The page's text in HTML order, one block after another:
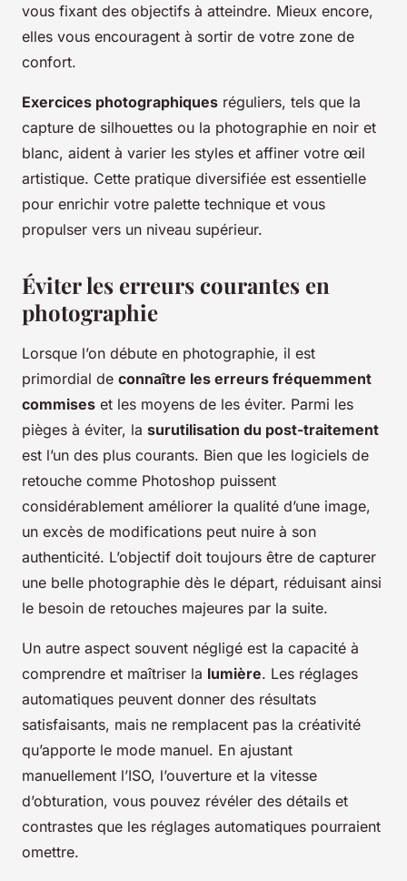
vous fixant des objectifs à atteindre. Mieux encore,
elles vous encouragent à sortir de votre zone de
confort.
Exercices photographiques réguliers, tels que la
capture de silhouettes ou la photographie en noir et
blanc, aident à varier les styles et affiner votre œil
artistique. Cette pratique diversifiée est essentielle
pour enrichir votre palette technique et vous
propulser vers un niveau supérieur.
Éviter les erreurs courantes en
photographie
Lorsque l’on débute en photographie, il est
primordial de connaître les erreurs fréquemment
commises et les moyens de les éviter. Parmi les
pièges à éviter, la surutilisation du post-traitement
est l’un des plus courants. Bien que les logiciels de
retouche comme Photoshop puissent
considérablement améliorer la qualité d’une image,
un excès de modifications peut nuire à son
authenticité. L’objectif doit toujours être de capturer
une belle photographie dès le départ, réduisant ainsi
le besoin de retouches majeures par la suite.
Un autre aspect souvent négligé est la capacité à
comprendre et maîtriser la lumière. Les réglages
automatiques peuvent donner des résultats
satisfaisants, mais ne remplacent pas la créativité
qu’apporte le mode manuel. En ajustant
manuellement l’ISO, l’ouverture et la vitesse
d’obturation, vous pouvez révéler des détails et
contrastes que les réglages automatiques pourraient
omettre.